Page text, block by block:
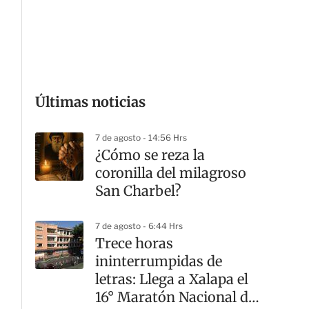
Últimas noticias
7 de agosto - 14:56 Hrs
¿Cómo se reza la
coronilla del milagroso
San Charbel?
7 de agosto - 6:44 Hrs
Trece horas
ininterrumpidas de
letras: Llega a Xalapa el
16° Maratón Nacional de